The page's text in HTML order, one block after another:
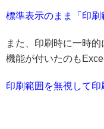
標準表示のまま「印
また、印刷時に一時的
機能が付いたのも
印刷範囲を無視して印